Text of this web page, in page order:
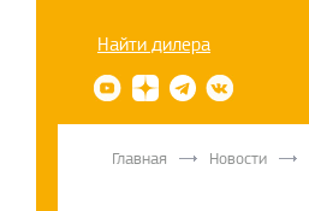
Найти дилера
Главная Новости